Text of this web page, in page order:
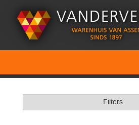
Filters